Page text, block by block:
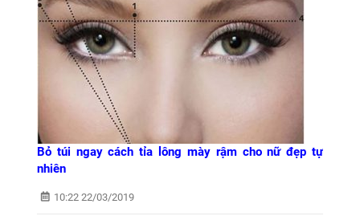
Bỏ túi ngay cách tỉa lông mày rậm cho nữ đẹp tự
nhiên
10:22 22/03/2019